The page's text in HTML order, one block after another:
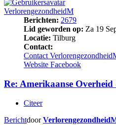
VerlorengezondheidM
Berichten: 2679
Lid geworden op: Za 19
Locatie: Tilburg
Contact:
Contact
Website Facebook
Re: Amerikaanse
Citeer
Berichtdoor